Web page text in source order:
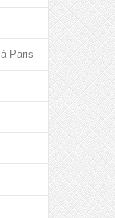
Paris